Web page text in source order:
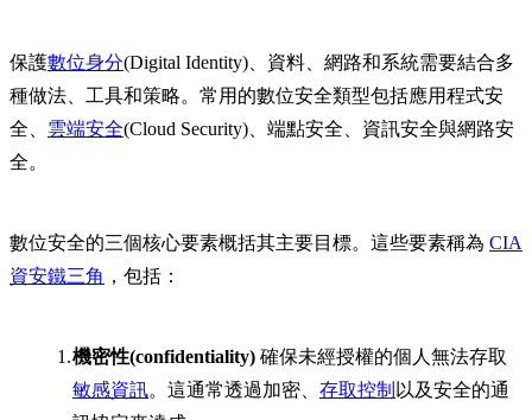
保護數位身分(Digital Identity)、資料、網路和系統需要結合多
種做法、工具和策略。常用的數位安全類型包括應用程式安
全、 雲端安全(Cloud Security)、端點安全、資訊安全與網路安
全。
數位安全的三個核心要素概括其主要目標。這些要素稱為 CIA
資安鐵三角 ，包括：
機密性(confidentiality) 確保未經授權的個人無法存取
敏感資訊。這通常透過加密、 存取控制 以及安全的通